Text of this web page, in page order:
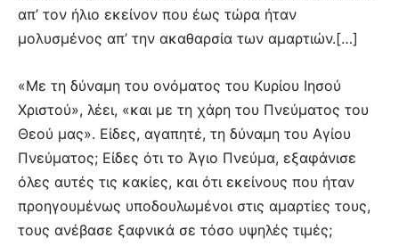
απ’ τον ήλιο εκείνον που έως τώρα ήταν
μολυσμένος απ’ την ακαθαρσία των αμαρτιών.[…]
«Με τη δύναμη του ονόματος του Κυρίου Ιησού
Χριστού», λέει, «και με τη χάρη του Πνεύματος του
Θεού μας». Είδες, αγαπητέ, τη δύναμη του Αγίου
Πνεύματος; Είδες ότι το Άγιο Πνεύμα, εξαφάνισε
όλες αυτές τις κακίες, και ότι εκείνους που ήταν
προηγουμένως υποδουλωμένοι στις αμαρτίες τους,
τους ανέβασε ξαφνικά σε τόσο υψηλές τιμές;